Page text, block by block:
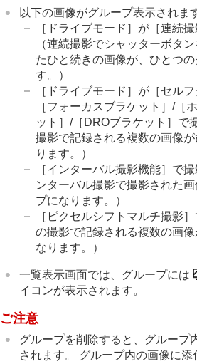
動画から静止画を切り出す
メモリーカード間で画像をコピ
画像を削除する
テレビと接続して画像を見る
カメラの設定を変更する
スマートフォンでできること
パソコンでできること
クラウドサービスを利用する
故障かな？と思ったら
以下の画像がグループ表示されま
［ドライブモード］ が ［連続撮
（連続撮影でシャッターボタ
たひと続きの画像が、ひとつ
す。）
［ドライブモード］ が ［セル
［フォーカスブラケット］/［
ット］/［DROブラケット］ で
撮影で記録される複数の画像
ります。）
［インターバル撮影機能］ で
ンターバル撮影で撮影された
プになります。）
［ピクセルシフトマルチ撮影］
の撮影で記録される複数の画
なります。）
一覧表示画面では、グループには
イコンが表示されます。
ご注意
グループを削除すると、グループ
されます。 グループ内の画像に